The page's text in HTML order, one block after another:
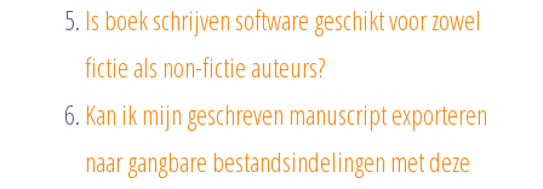
Is boek schrijven software geschikt voor zowel
fictie als non-fictie auteurs?
Kan ik mijn geschreven manuscript exporteren
naar gangbare bestandsindelingen met deze